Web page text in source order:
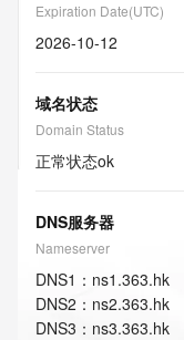
Expiration Date(UTC)
2026-10-12
域名状态
Domain Status
正常状态ok
DNS服务器
Nameserver
DNS1 ： ns1.363.hk
DNS2 ： ns2.363.hk
DNS3 ： ns3.363.hk